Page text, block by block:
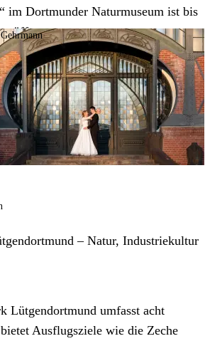
im Dortmunder Naturmuseum ist bis
– Natur, Industriekultur
Lütgendortmund umfasst acht
Ausflugsziele wie die Zeche